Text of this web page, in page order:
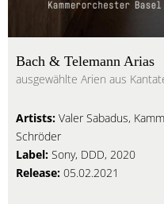
Bach & Telemann Arias
ausgewählte Arien aus
Artists: Valer Sabadus,
Schröder
Label: Sony, DDD, 2020
Release: 05.02.2021